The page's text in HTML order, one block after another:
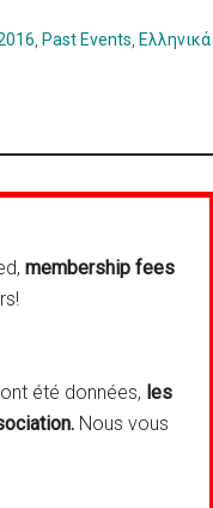
Past Events Ελληνικά
membership fees
été données, les
Nous vous